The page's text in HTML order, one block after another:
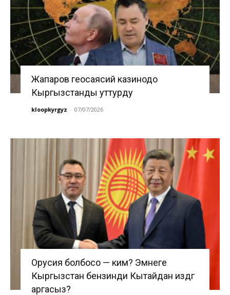
Жапаров геосаясий казинодо
Кыргызстанды уттурду
kloopkyrgyz - 07/07/2026
Орусия болбосо — ким? Эмнеге
Кыргызстан бензинди Кытайдан издөөгө
аргасыз?